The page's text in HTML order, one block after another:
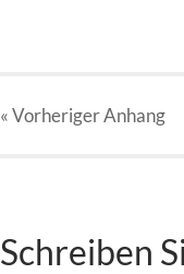
« VorherigerAnhang
Schreiben